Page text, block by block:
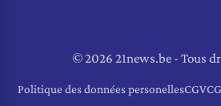
© 2026 21news.be - Tous
Politique des données personellesCGV